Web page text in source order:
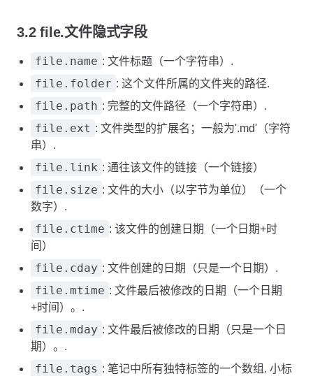
3.2 file.文件隐式字段
file.name : 文件标题（一个字符串）.
file.folder : 这个文件所属的文件夹的路径.
file.path : 完整的文件路径（一个字符串）.
file.ext : 文件类型的扩展名；一般为'.md'（字符
串）.
file.link : 通往该文件的链接（一个链接）
file.size : 文件的大小（以字节为单位）（一个
数字）.
file.ctime : 该文件的创建日期（一个日期+时
间）
file.cday : 文件创建的日期（只是一个日期）.
file.mtime : 文件最后被修改的日期（一个日期
+时间）。.
file.mday : 文件最后被修改的日期（只是一个日
期）。.
file.tags : 笔记中所有独特标签的一个数组. 小标